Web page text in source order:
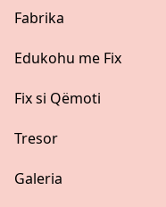
Fabrika
Edukohu me Fix
Fix si Qëmoti
Tresor
Galeria